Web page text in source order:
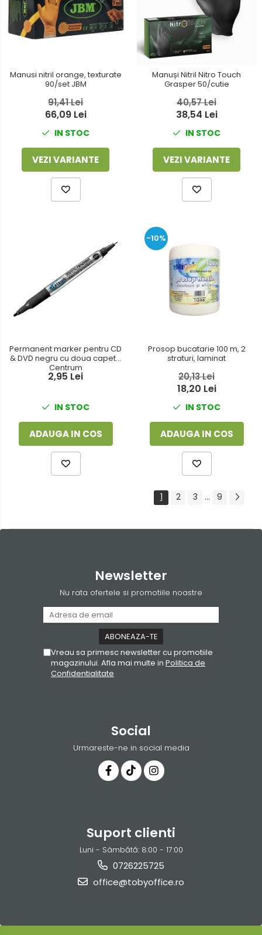
Manusi nitril orange, texturate
90/set JBM
91,41 Lei
66,09 Lei
IN STOC
VEZI VARIANTE
Manuși Nitril Nitro Touch
Grasper 50/cutie
40,57 Lei
38,54 Lei
IN STOC
VEZI VARIANTE
Permanent marker pentru CD
& DVD negru cu doua capete
Centrum
2,95 Lei
IN STOC
ADAUGA IN COS
-10%
Prosop bucatarie 100 m, 2
straturi, laminat
20,13 Lei
18,20 Lei
IN STOC
ADAUGA IN COS
1 2 3 ... 9
Newsletter
Nu rata ofertele si promotiile noastre
Vreau sa primesc newsletter cu promotiile
magazinului. Afla mai multe in Politica de
Confidentialitate
Social
Urmareste-ne in social media
Suport clienti
Luni - Sâmbătă: 8:00 - 17:00
0726225725
office@tobyoffice.ro